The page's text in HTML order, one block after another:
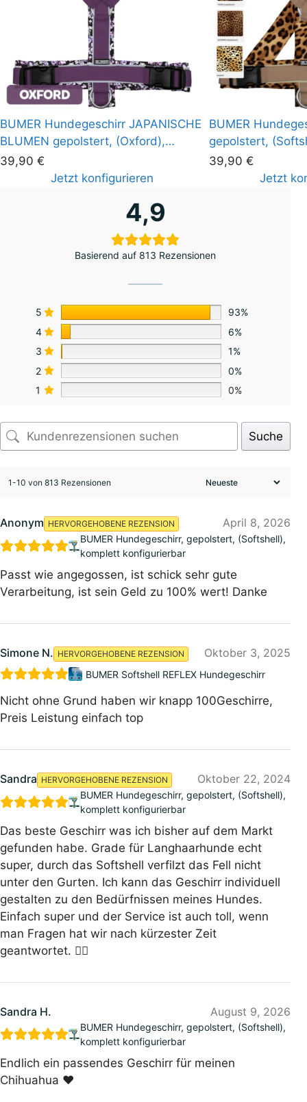
BUMER Hundegeschirr JAPANISCHE
BLUMEN gepolstert, (Oxford),
komplett konfigurierbar
39,90 €
Jetzt konfigurieren
BUMER
gepolstert,
konfigurierbar
39,90€
Jetzt
4,9
Basierend auf 813 Rezensionen
5
93%
4
6%
3
1%
2
0%
1
0%
Suche
1-10 von 813 Rezensionen
Anonym HERVORGEHOBENE REZENSION April 8, 2026
BUMER Hundegeschirr, gepolstert, (Softshell),
komplett konfigurierbar
Passt wie angegossen, ist schick sehr gute
Verarbeitung, ist sein Geld zu 100% wert! Danke
Simone N. HERVORGEHOBENE REZENSION Oktober 3, 2025
BUMER Softshell REFLEX Hundegeschirr
Nicht ohne Grund haben wir knapp 100Geschirre,
Preis Leistung einfach top
Sandra HERVORGEHOBENE REZENSION Oktober 22, 2024
BUMER Hundegeschirr, gepolstert, (Softshell),
komplett konfigurierbar
Das beste Geschirr was ich bisher auf dem Markt
gefunden habe. Grade für Langhaarhunde echt
super, durch das Softshell verfilzt das Fell nicht
unter den Gurten. Ich kann das Geschirr individuell
gestalten zu den Bedürfnissen meines Hundes.
Einfach super und der Service ist auch toll, wenn
man Fragen hat wir nach kürzester Zeit
geantwortet. 👍🏻
Sandra H. August 9, 2026
BUMER Hundegeschirr, gepolstert, (Softshell),
komplett konfigurierbar
Endlich ein passendes Geschirr für meinen
Chihuahua ❤️